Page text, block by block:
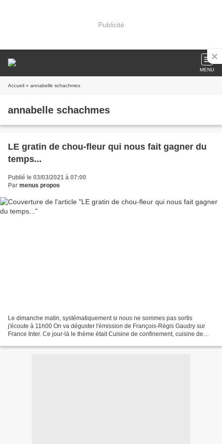
Publicité
MENU
Accueil » annabelle schachmes
annabelle schachmes
LE gratin de chou-fleur qui nous fait gagner du
temps...
Publié le 03/03/2021 à 07:00
Par menus propos
Le dimanche matin, systématiquement si nous ne sommes pas sortis
j'écoute à 11h00 On va déguster l'émission de François-Régis Gaudry sur
France Inter. Ce jour-là le thème était Cuisine de confinement, cuisine de